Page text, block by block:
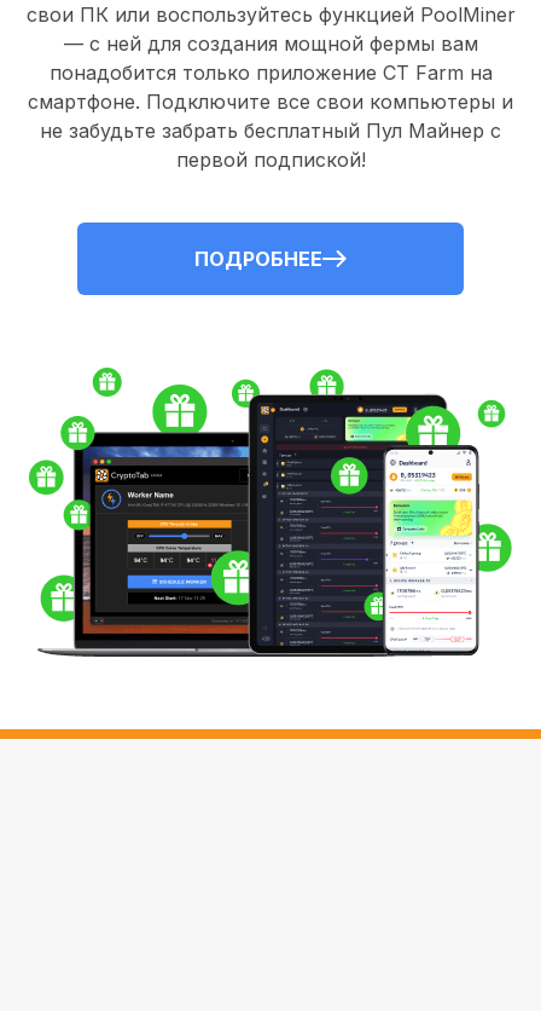
свои ПКили воспользуйтесь функцией PoolMiner
— с ней для создания мощной фермы вам
понадобится только приложение CT Farm на
смартфоне. Подключите все свои компьютеры и
не забудьте забрать бесплатный Пул Майнер с
первой подпиской!
ПОДРОБНЕЕ